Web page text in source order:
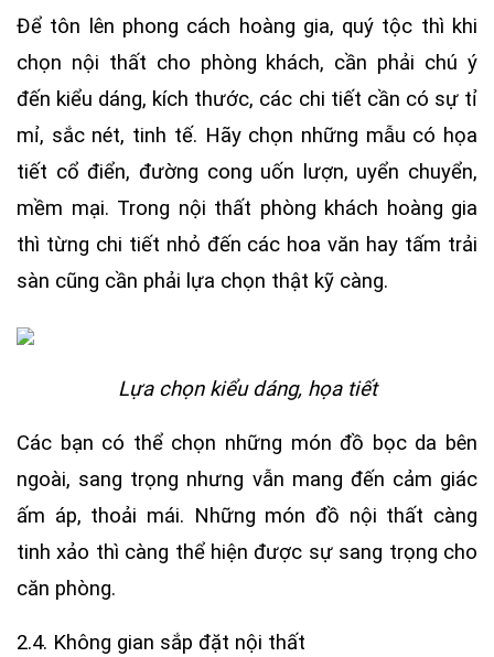
Để tôn lên phong cách hoàng gia, quý tộc thì khi
chọn nội thất cho phòng khách, cần phải chú ý
đến kiểu dáng, kích thước, các chi tiết cần có sự tỉ
mỉ, sắc nét, tinh tế. Hãy chọn những mẫu có họa
tiết cổ điển, đường cong uốn lượn, uyển chuyển,
mềm mại. Trong nội thất phòng khách hoàng gia
thì từng chi tiết nhỏ đến các hoa văn hay tấm trải
sàn cũng cần phải lựa chọn thật kỹ càng.
Lựa chọn kiểu dáng, họa tiết
Các bạn có thể chọn những món đồ bọc da bên
ngoài, sang trọng nhưng vẫn mang đến cảm giác
ấm áp, thoải mái. Những món đồ nội thất càng
tinh xảo thì càng thể hiện được sự sang trọng cho
căn phòng.
2.4. Không gian sắp đặt nội thất